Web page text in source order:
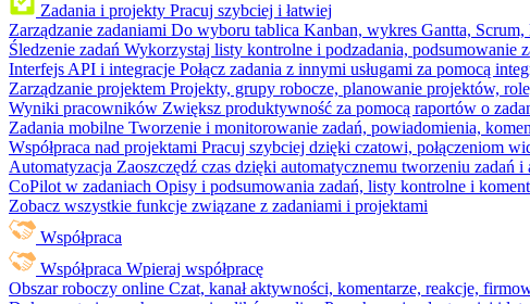
Zadania i projekty Pracuj szybciej i łatwiej
Zarządzanie zadaniami Do wyboru tablica Kanban, wykres Gantta, Scrum,
Śledzenie zadań Wykorzystaj listy kontrolne i podzadania, podsumowanie
Interfejs API i integracje Połącz zadania z innymi usługami za pomocą
Zarządzanie projektem Projekty, grupy robocze, planowanie projektów,
Wyniki pracowników Zwiększ produktywność za pomocą raportów o
Zadania mobilne Tworzenie i monitorowanie zadań, powiadomienia,
Współpraca nad projektami Pracuj szybciej dzięki czatowi, połączeniom
Automatyzacja Zaoszczędź czas dzięki automatycznemu tworzeniu zadań
CoPilot w zadaniach Opisy i podsumowania zadań, listy kontrolne i
Zobacz wszystkie funkcje związane z zadaniami i projektami
Współpraca
Współpraca Wpieraj współpracę
Obszar roboczy online Czat, kanał aktywności, komentarze, reakcje,